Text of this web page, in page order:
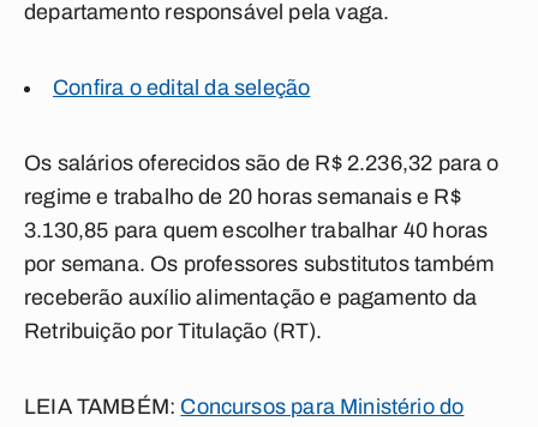
departamento responsável pela vaga.
Confira o edital da seleção
Os salários oferecidos são de R$ 2.236,32 para o
regime e trabalho de 20 horas semanais e R$
3.130,85 para quem escolher trabalhar 40 horas
por semana. Os professores substitutos também
receberão auxílio alimentação e pagamento da
Retribuição por Titulação (RT).
LEIA TAMBÉM: Concursos para Ministério do